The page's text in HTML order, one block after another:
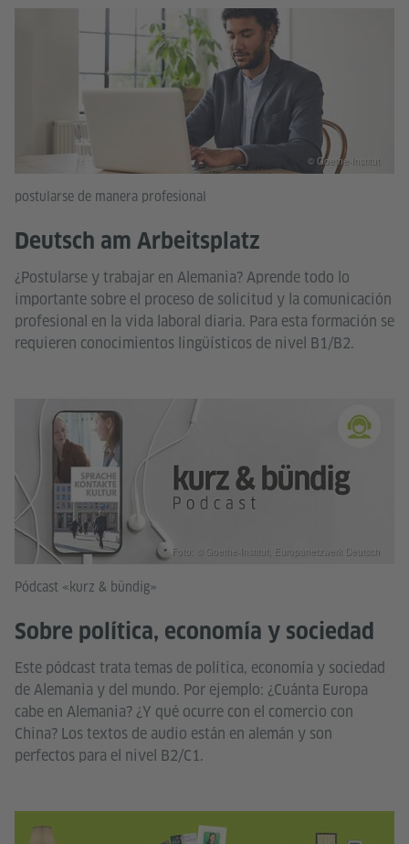
postularse de manera profesional
Deutsch am Arbeitsplatz
¿Postularse y trabajar en Alemania? Aprende todo lo
importante sobre el proceso de solicitud y la comunicación
profesional en la vida laboral diaria. Para esta formación se
requieren conocimientos lingüísticos de nivel B1/B2.
© Goethe-Institut
Pódcast «kurz & bündig»
Sobre política, economía y sociedad
Este pódcast trata temas de política, economía y sociedad
de Alemania y del mundo. Por ejemplo: ¿Cuánta Europa
cabe en Alemania? ¿Y qué ocurre con el comercio con
China? Los textos de audio están en alemán y son
perfectos para el nivel B2/C1.
Foto: © Goethe-Institut, Europanetzwerk Deutsch